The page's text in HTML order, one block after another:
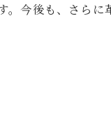
今後も、さらに